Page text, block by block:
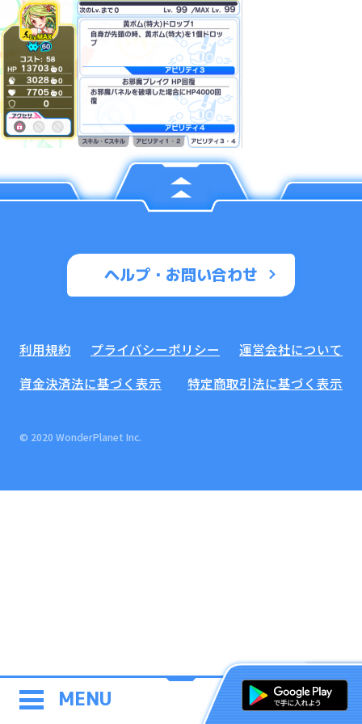
MENU
ヘルプ・お問い合わせ
利用規約 プライバシーポリシー
運営会社について
資金決済法に基づく表示
特定商取引法に基づく表示
© 2020 WonderPlanet Inc.